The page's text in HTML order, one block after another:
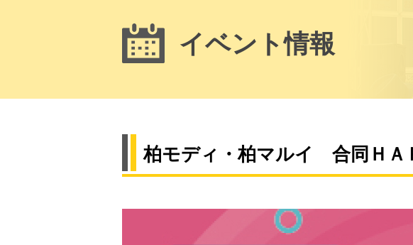
イベント情報
柏モディ・柏マルイ 合同ＨＡ